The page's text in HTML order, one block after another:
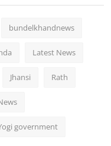
bundelkhandnews
Latest News
Jhansi Rath
government